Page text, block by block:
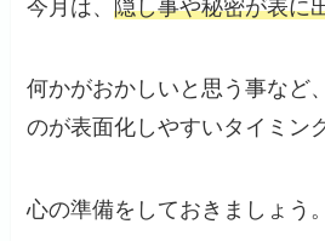
今月は、隠し事や秘密が表に
何かがおかしいと思う事など
のが表面化しやすいタイミン
心の準備をしておきましょう。